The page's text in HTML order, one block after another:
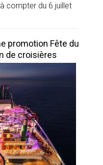
compter du 6 juillet
promotion Fête du
de croisières